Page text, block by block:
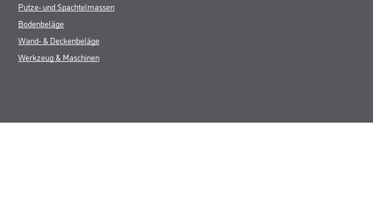
Putze- und Spachtelmassen
Bodenbeläge
Wand- & Deckenbeläge
Werkzeug & Maschinen